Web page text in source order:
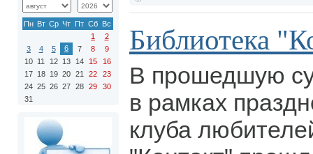
Пн Вт Ср Чт Пт Сб Вс
1
2
3
4 5 6 7 8
9
10 11 12 13 14 15
16
17 18 19 20 21 22
23
24 25 26 27 28 29
30
31
Библиотека
В прошедшую
в рамках
клуба